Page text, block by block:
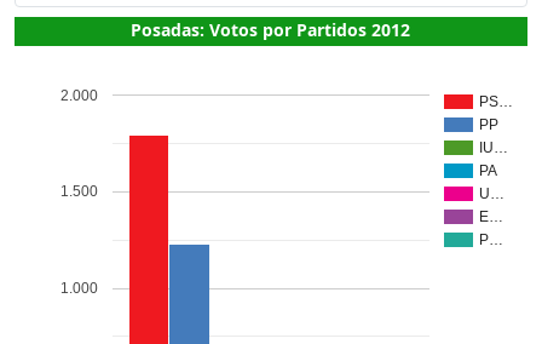
Posadas: Votos por Partidos 2012
PS…
PP
IU…
PA
U…
E…
P…
1.000
1.500
2.000